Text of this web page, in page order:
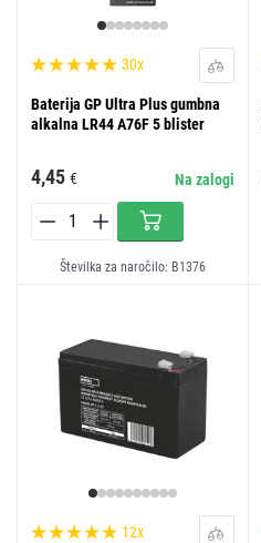
30x
Baterija GP Ultra Plus gumbna
alkalna LR44 A76F 5 blister
4,45 € Na zalogi
Številka za naročilo: B1376
12x